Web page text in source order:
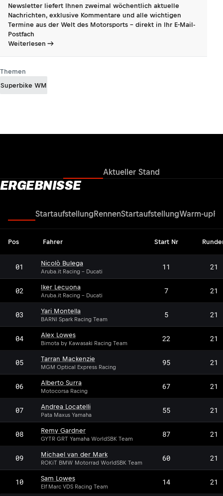
Newsletter liefert Ihnen zweimal wöchentlich aktuelle
Nachrichten, exklusive Kommentare und alle wichtigen
Termine aus der Welt des Motorsports - direkt in Ihr E-Mail-
Postfach
Weiterlesen
Themen
Superbike WM
Aktueller Stand
ERGEBNISSE
StartaufstellungRennenStartaufstellungWarm-up
Pos Fahrer Start Nr
01 Nicolò Bulega
Aruba.it Racing - Ducati 11 21
02 Iker Lecuona
Aruba.it Racing - Ducati 7 21
03 Yari Montella
BARNI Spark Racing Team 5 21
04 Alex Lowes
Bimota by Kawasaki Racing Team 22 21
05 Tarran Mackenzie
MGM Optical Express Racing 95 21
06 Alberto Surra
Motocorsa Racing 67 21
07 Andrea Locatelli
Pata Maxus Yamaha 55 21
08 Remy Gardner
GYTR GRT Yamaha WorldSBK Team 87 21
09 Michael van der Mark
ROKiT BMW Motorrad WorldSBK Team 60 21
10 Sam Lowes
Elf Marc VDS Racing Team 14 21